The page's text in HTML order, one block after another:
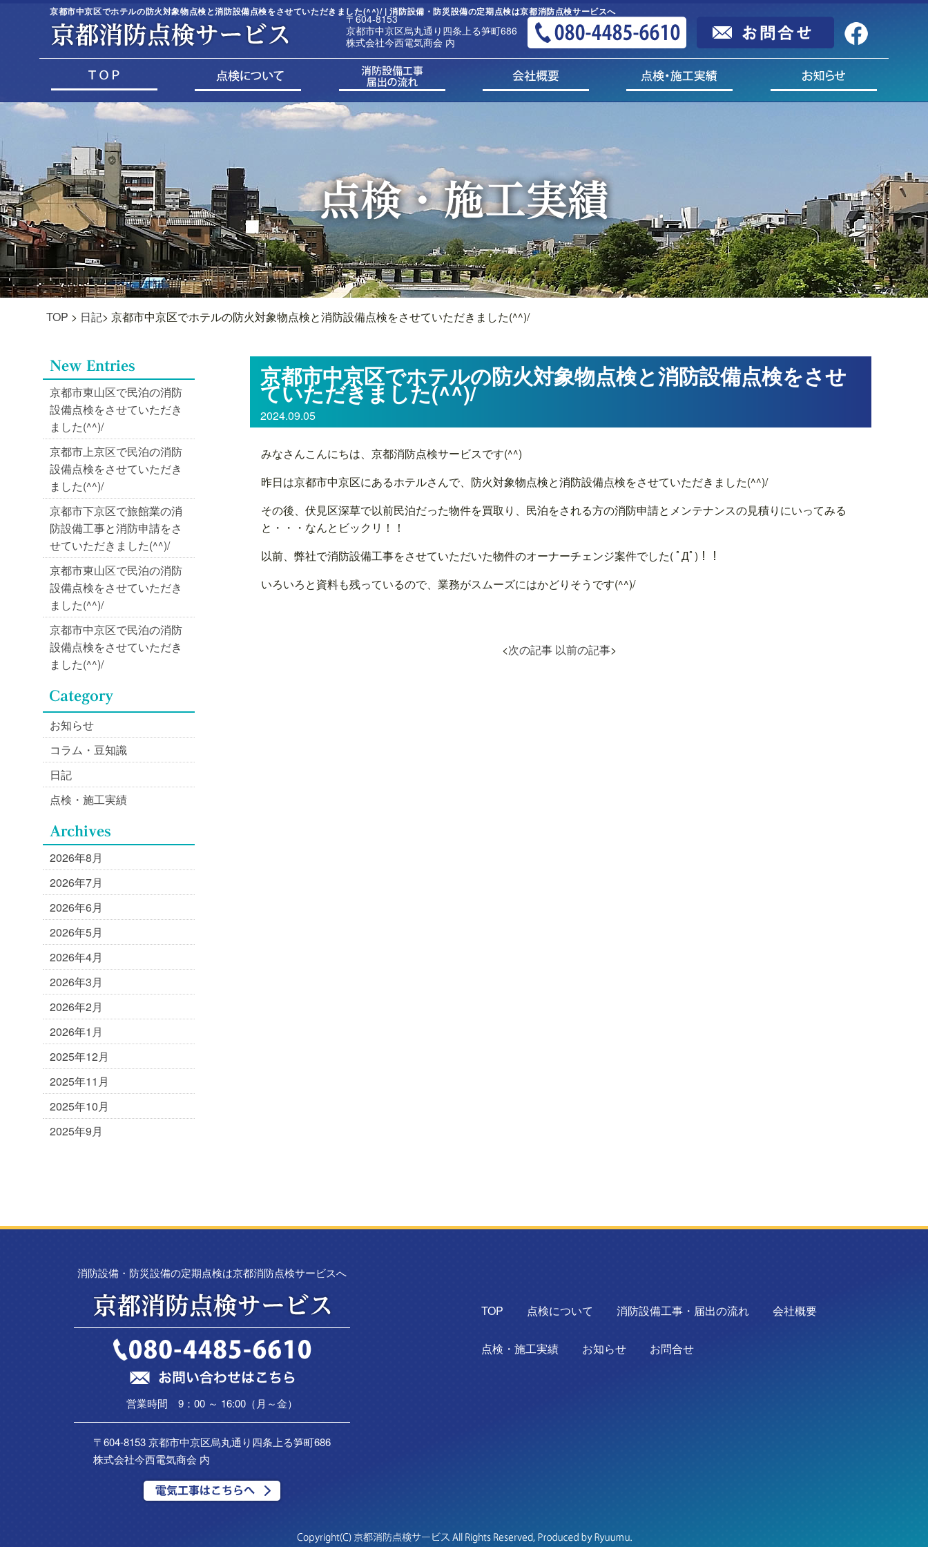
京都市中京区でホテルの防火対象物点検と消防設備点検をさせていただきました(^^)/ | 消防設備・防災設備の定期点検は京都消防点検サービスへ
〒604-8153
京都市中京区烏丸通り四条上る笋町686
株式会社今西電気商会 内
TOP > 日記> 京都市中京区でホテルの防火対象物点検と消防設備点検をさせていただきました(^^)/
京都市東山区で民泊の消防
設備点検をさせていただき
ました(^^)/
京都市上京区で民泊の消防
設備点検をさせていただき
ました(^^)/
京都市下京区で旅館業の消
防設備工事と消防申請をさ
せていただきました(^^)/
京都市東山区で民泊の消防
設備点検をさせていただき
ました(^^)/
京都市中京区で民泊の消防
設備点検をさせていただき
ました(^^)/
お知らせ
コラム・豆知識
日記
点検・施工実績
2026年8月
2026年7月
2026年6月
2026年5月
2026年4月
2026年3月
2026年2月
2026年1月
2025年12月
2025年11月
2025年10月
2025年9月
京都市中京区でホテルの防火対象物点検と消防設備点検をさせ
ていただきました(^^)/
2024.09.05
みなさんこんにちは、京都消防点検サービスです(^^)
昨日は京都市中京区にあるホテルさんで、防火対象物点検と消防設備点検をさせていただきました(^^)/
その後、伏見区深草で以前民泊だった物件を買取り、民泊をされる方の消防申請とメンテナンスの見積りにいってみる
と・・・なんとビックリ！！
以前、弊社で消防設備工事をさせていただいた物件のオーナーチェンジ案件でした( ﾟДﾟ)！！
いろいろと資料も残っているので、業務がスムーズにはかどりそうです(^^)/
<次の記事 以前の記事>
消防設備・防災設備の定期点検は京都消防点検サービスへ
営業時間 9：00 ～ 16:00（月～金）
〒604-8153 京都市中京区烏丸通り四条上る笋町686
株式会社今西電気商会 内
TOP 点検について 消防設備工事・届出の流れ 会社概要
点検・施工実績 お知らせ お問合せ